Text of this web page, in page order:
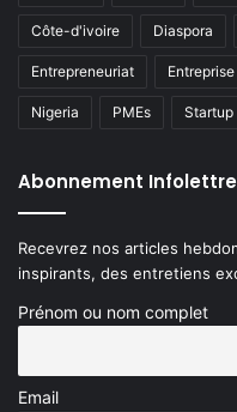
Côte-d'ivoire Diaspora
Entrepreneuriat Entreprise
Nigeria PMEs Startup
Abonnement Infolettre
Recevrez nos articles
inspirants, des entretiens
Prénom ou nom complet
Email